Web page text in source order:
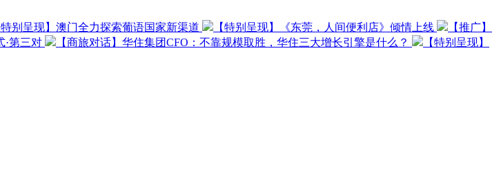
特别呈现】澳门全力探索葡语国家新渠道 【特别呈现】《东莞，人间便利店》倾情上线
【推广】
·第三对 【商旅对话】华住集团CFO：不靠规模取胜，华住三大增长引擎是什么？
【特别呈现】